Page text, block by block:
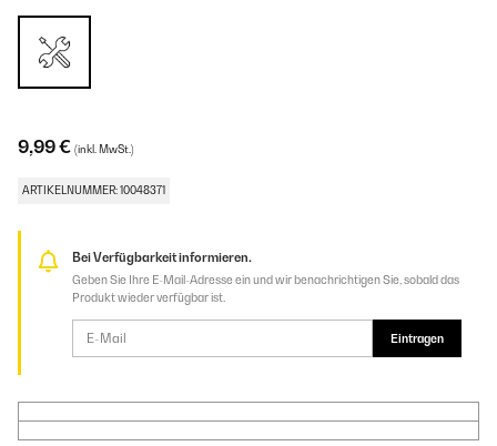
9,99 € (inkl. MwSt.)
ARTIKELNUMMER: 10048371
Bei Verfügbarkeit informieren.
Geben Sie Ihre E-Mail-Adresse ein und wir benachrichtigen Sie, sobald das
Produkt wieder verfügbar ist.
Eintragen